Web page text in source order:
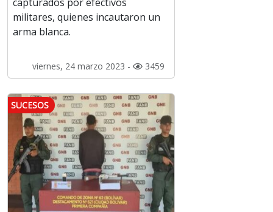
militares, quienes incautaron un
arma blanca.
viernes, 24 marzo 2023 - 3459
SUCESOS